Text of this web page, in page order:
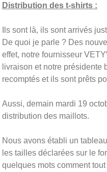
Distribution des t-shirts :
Ils sont là, ils sont arrivés
De quoi je parle ? Des
effet, notre fournisseur
livraison et notre présidente
recomptés et ils sont prêts
Aussi, demain mardi 19
distribution des maillots.
Nous avons établi un
les tailles déclarées sur le
quelques mots comment